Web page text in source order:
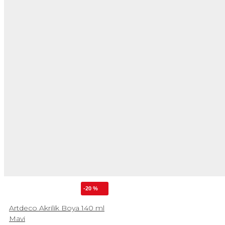
-20 %
Artdeco Akrilik Boya 140 ml
Mavi